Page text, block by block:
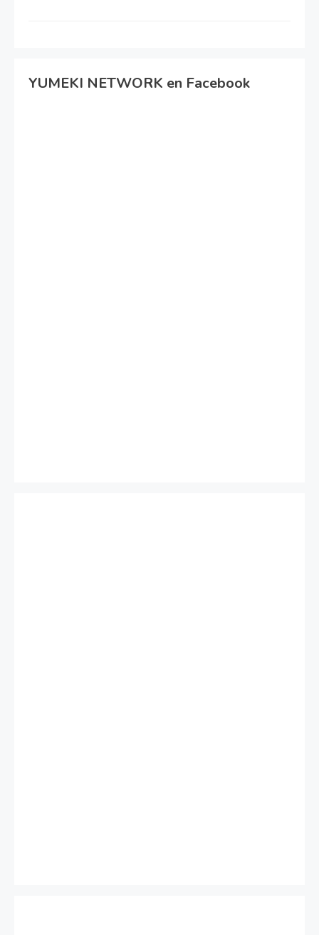
YUMEKI NETWORK en Facebook